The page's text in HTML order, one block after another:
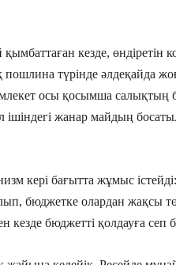
кезде,
пошлина түрінде әлдеқайда
осы қосымша салықтың
ішіндегі жанар майдың
кері бағытта жұмыс
бюджетке олардан жақсы
кезде бюджетті қолдауға сеп